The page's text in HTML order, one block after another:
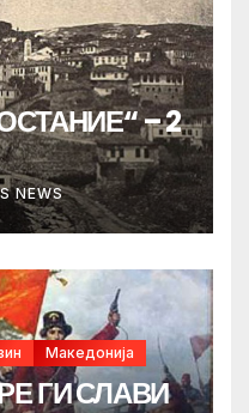
– 2
NEWS
Македонија
ГИ СЛАВИ